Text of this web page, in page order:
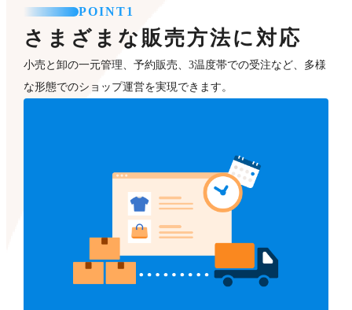
POINT1
さまざまな販売方法に対応
小売と卸の一元管理、予約販売、3温度帯での受注など、多様
な形態でのショップ運営を実現できます。